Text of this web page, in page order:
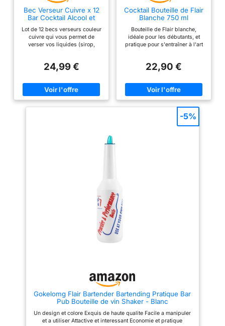
Bec Verseur Cuivre x 12
Bar Cocktail Alcool et
Constant Adaptable Tous
types Bouteilles Matériel
de Bar Pourer
Lot de 12 becs verseurs couleur
cuivre qui vous permet de
verser vos liquides (sirop,
le gaspillage de boissons.
bouteilles, ils vous garantissent
un débit constant dans toutes
les situations. Les becs
24,99 €
Cocktail Bouteille de Flair
Blanche 750 ml
Bartending Working Flair
Accessoires Jonglage
Acrobaties Exercice
Barman
Bouteille de Flair blanche,
idéale pour les débutants, et
pratique pour s'entraîner à l'art
possède un équilibre parfait
fluides. Fabriquée en ABS, cette
bouteille de flair est très
résistante aux chocs et
avec un bec verseur plastique
noir. Les becs verseurs inox
peuvent également s’adapter
22,90 €
Gokelomg Flair Bartender Bartending Pratique Bar
Pub Bouteille de vin Shaker - Blanc
Un design et colore Exquis de haute qualite Facile a manipuler
et a utiliser Attactive et interessant Economie et pratique
-5%